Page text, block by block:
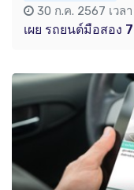
30 ก.ค. 2567 เวลา
เผย รถยนต์มือสอง